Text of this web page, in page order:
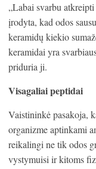
„Labai svarbu
įrodyta, kad odos
keramidų kiekio
keramidai yra
priduria ji.
Visagaliai peptidai
Vaistininkė pasakoja,
organizme aptinkami
reikalingi ne tik odos
vystymuisi ir kitoms